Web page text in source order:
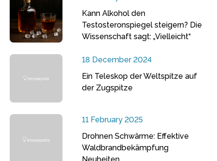
Kann Alkohol den
Testosteronspiegel steigern? Die
Wissenschaft sagt: „Vielleicht“
18 December 2024
Ein Teleskop der Weltspitze auf
der Zugspitze
11 February 2025
Drohnen Schwärme: Effektive
Waldbrandbekämpfung
Neuheiten